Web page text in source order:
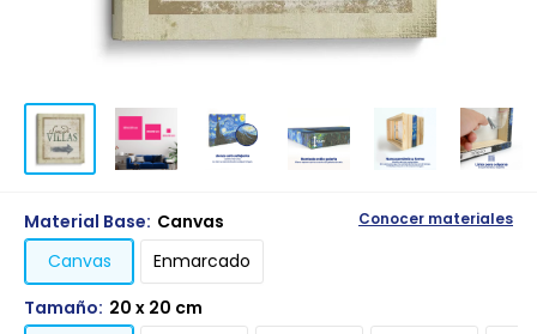
Material Base: Canvas Conocer materiales
Canvas
Enmarcado
Tamaño: 20 x 20 cm